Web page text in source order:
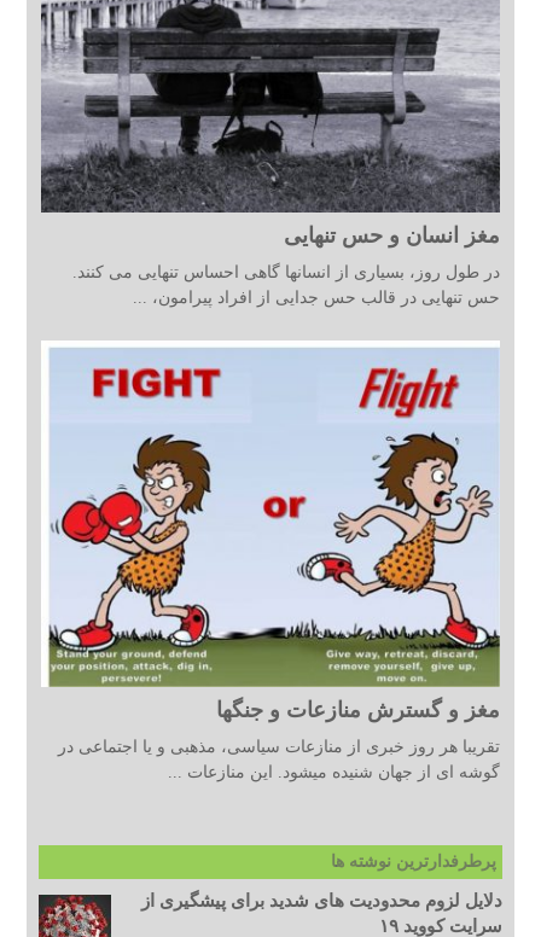
مغز انسان و حس تنهایی
در طول روز، بسیاری از انسانها گاهی احساس تنهایی می کنند.
حس تنهایی در قالب حس جدایی از افراد پیرامون، ...
مغز و گسترش منازعات و جنگها
تقریبا هر روز خبری از منازعات سیاسی، مذهبی و یا اجتماعی در
گوشه ای از جهان شنیده میشود. این منازعات ...
پرطرفدارترین نوشته ها
دلایل لزوم محدودیت های شدید برای پیشگیری از
سرایت کووید ۱۹